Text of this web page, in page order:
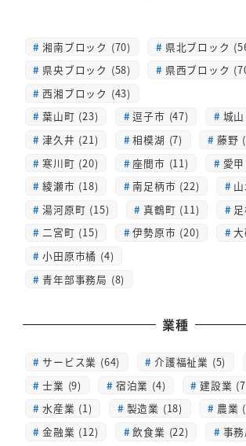
湘南ブロック (70)
県北ブロック
県央ブロック (58)
県西ブロック
西湘ブロック (43)
葉山町 (23)
逗子市 (47)
城
津久井 (21)
相模湖 (7)
藤野
寒川町 (20)
座間市 (11)
愛
綾瀬市 (18)
南足柄市 (22)
湯河原町 (15)
真鶴町 (11)
二宮町 (15)
伊勢原市 (20)
小田原市橘 (4)
青年部事務局 (8)
業種
サービス業 (64) 介護福祉業 (5)
士業 (9)
宿泊業 (4)
建設業
水産業 (1)
製造業 (18)
農業
金融業 (12)
飲食業 (22)
事